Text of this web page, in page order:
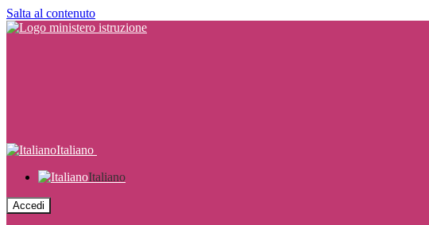
Salta al contenuto
Italiano
Italiano
Accedi